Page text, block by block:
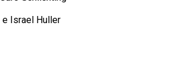
e Israel Huller